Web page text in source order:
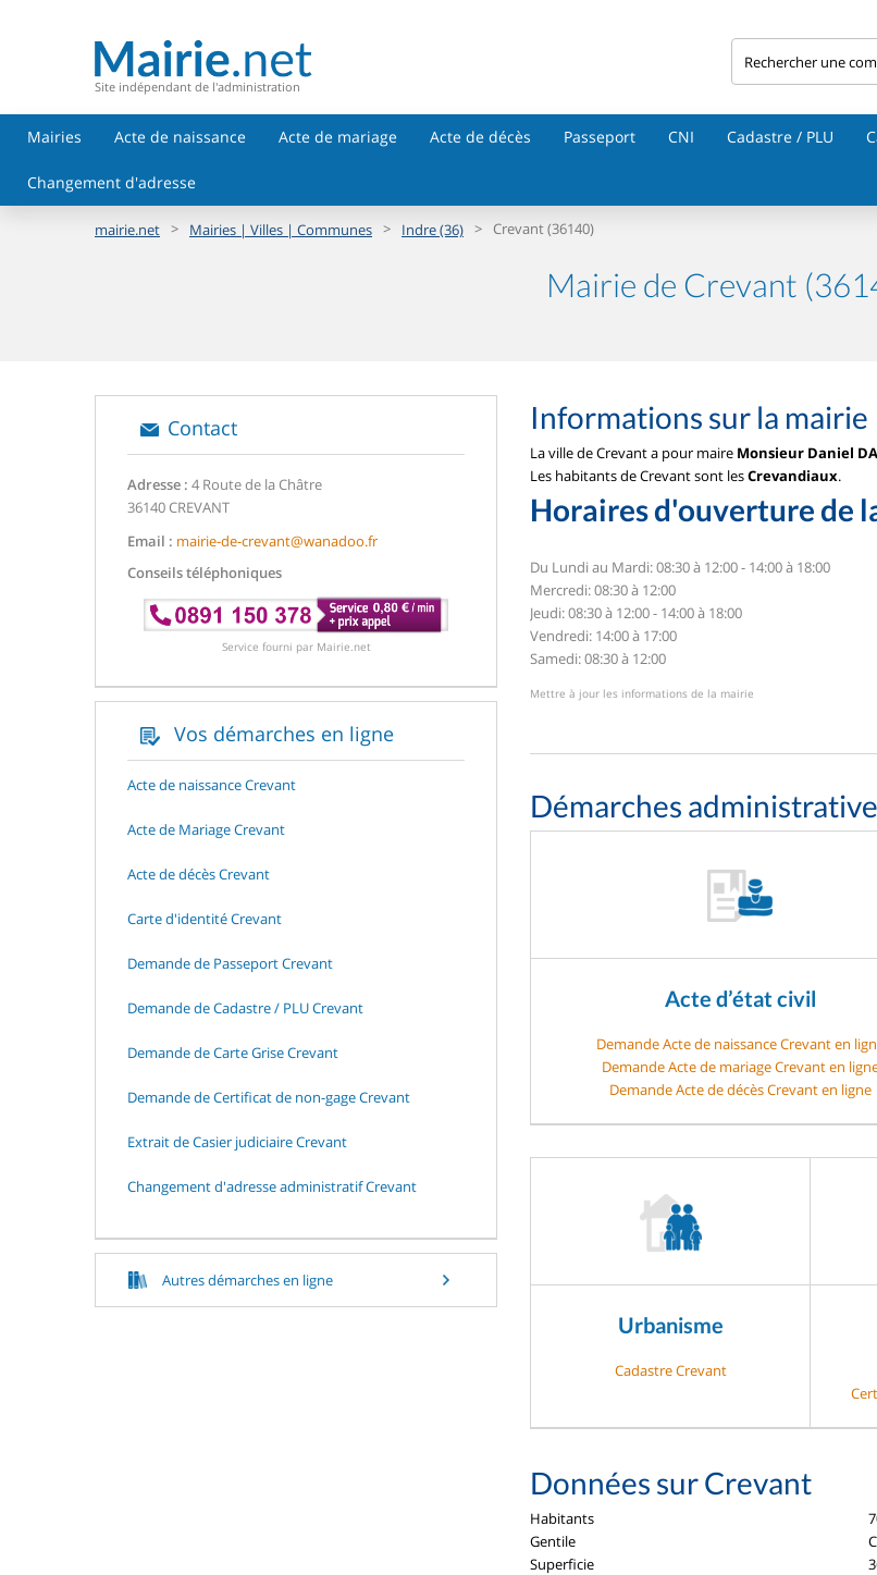
Site indépendant de l'administration
Mairies Acte de naissance Acte de mariage Acte de décès Passeport CNI Cadastre / PLU
Changement d'adresse
mairie.net > Mairies | Villes | Communes > Indre (36) > Crevant (36140)
Mairie de Crevant
Contact
Adresse : 4 Route de la Châtre
36140 CREVANT
Email : mairie-de-crevant@wanadoo.fr
Conseils téléphoniques
Service fourni par Mairie.net
Vos démarches en ligne
Acte de naissance Crevant
Acte de Mariage Crevant
Acte de décès Crevant
Carte d'identité Crevant
Demande de Passeport Crevant
Demande de Cadastre / PLU Crevant
Demande de Carte Grise Crevant
Demande de Certificat de non-gage Crevant
Extrait de Casier judiciaire Crevant
Changement d'adresse administratif Crevant
Autres démarches en ligne
Informations sur la mairie
La ville de Crevant a pour maire Monsieur Daniel
Les habitants de Crevant sont lesCrevandiaux.
Horaires d'ouverture de
Du Lundi au Mardi: 08:30 à 12:00 - 14:00 à 18:00
Mercredi: 08:30 à 12:00
Jeudi: 08:30 à 12:00 - 14:00 à 18:00
Vendredi: 14:00 à 17:00
Samedi: 08:30 à 12:00
Mettre à jour les informations de la mairie
Démarches
Acte d’état civil
Demande Acte de naissance Crevant en
Demande Acte de mariage Crevant en
Demande Acte de décès Crevant en ligne
Urbanisme
Cadastre Crevant
Données sur Crevant
Habitants
Gentile
Superficie